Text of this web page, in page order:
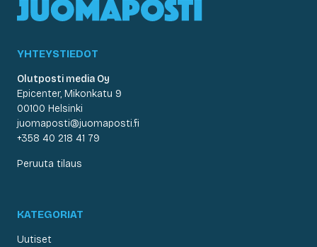
YHTEYSTIEDOT
Olutposti media Oy
Epicenter, Mikonkatu 9
00100 Helsinki
juomaposti@juomaposti.fi
+358 40 218 41 79
Peruuta tilaus
KATEGORIAT
Uutiset